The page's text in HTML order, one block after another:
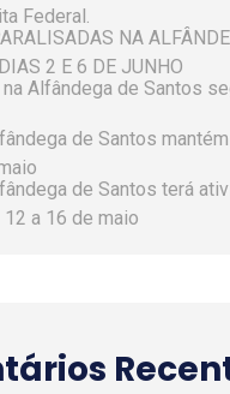
NA
Alfândega de Santos
de Santos
de Santos terá